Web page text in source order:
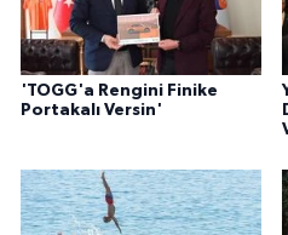
'TOGG'a Rengini Finike
Portakalı Versin'